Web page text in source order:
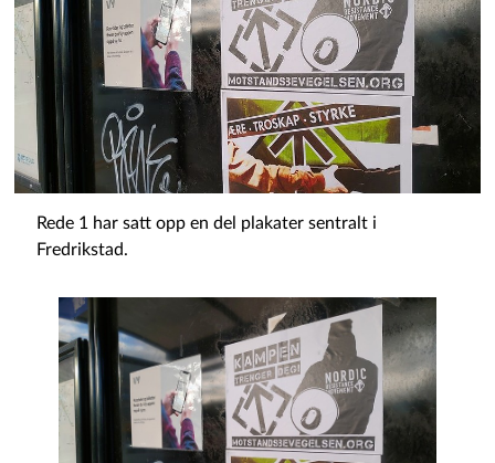
Rede 1 har satt opp en del plakater sentralt i
Fredrikstad.